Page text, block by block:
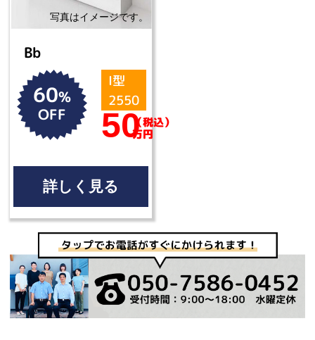
Bb
60%
OFF
I型
2550
50（税込）
万円
詳しく見る